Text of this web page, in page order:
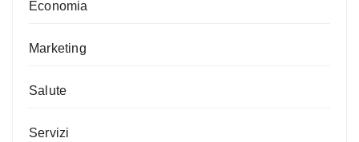
Economia
Marketing
Salute
Servizi